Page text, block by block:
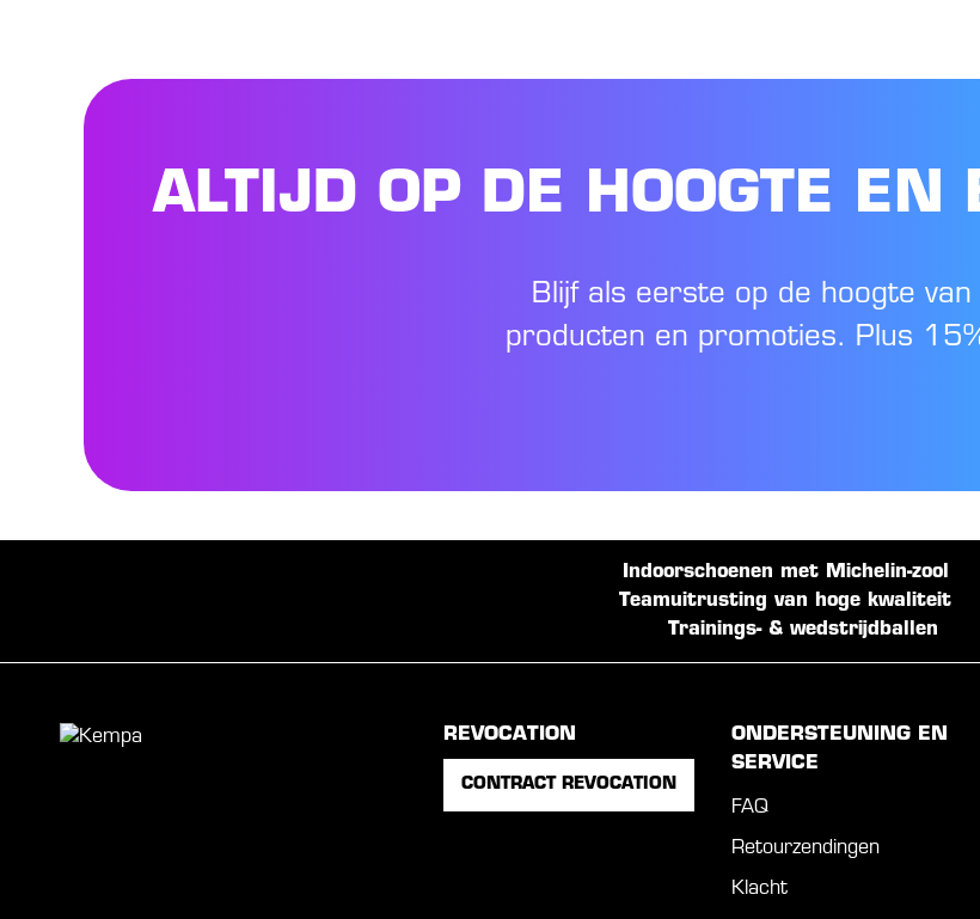
ALTIJD OP DE HOOGTE EN
Blijf als eerste op de hoogte van
producten en promoties. Plus
Indoorschoenen met Michelin-zool
Teamuitrusting van hoge kwaliteit
Trainings- & wedstrijdballen
REVOCATION
CONTRACT REVOCATION
ONDERSTEUNING EN
SERVICE
FAQ
Retourzendingen
Klacht